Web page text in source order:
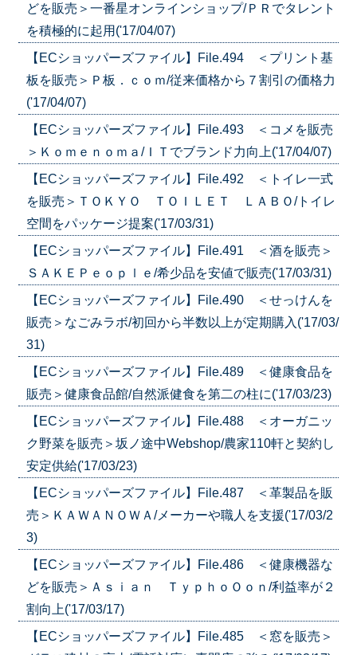
どを販売＞一番星オンラインショップ/ＰＲでタレント
を積極的に起用('17/04/07)
【ECショッパーズファイル】File.494 ＜プリント基
板を販売＞Ｐ板．ｃｏｍ/従来価格から７割引の価格力
('17/04/07)
【ECショッパーズファイル】File.493 ＜コメを販売
＞Ｋｏｍｅｎｏｍａ/ＩＴでブランド力向上('17/04/07)
【ECショッパーズファイル】File.492 ＜トイレ一式
を販売＞ＴＯＫＹＯ ＴＯＩＬＥＴ ＬＡＢＯ/トイレ
空間をパッケージ提案('17/03/31)
【ECショッパーズファイル】File.491 ＜酒を販売＞
ＳＡＫＥＰｅｏｐｌｅ/希少品を安値で販売('17/03/31)
【ECショッパーズファイル】File.490 ＜せっけんを
販売＞なごみラボ/初回から半数以上が定期購入('17/03/
31)
【ECショッパーズファイル】File.489 ＜健康食品を
販売＞健康食品館/自然派健食を第二の柱に('17/03/23)
【ECショッパーズファイル】File.488 ＜オーガニッ
ク野菜を販売＞坂ノ途中Webshop/農家110軒と契約し
安定供給('17/03/23)
【ECショッパーズファイル】File.487 ＜革製品を販
売＞ＫＡＷＡＮＯＷＡ/メーカーや職人を支援('17/03/2
3)
【ECショッパーズファイル】File.486 ＜健康機器な
どを販売＞Ａｓｉａｎ ＴｙｐｈｏＯｏｎ/利益率が２
割向上('17/03/17)
【ECショッパーズファイル】File.485 ＜窓を販売＞